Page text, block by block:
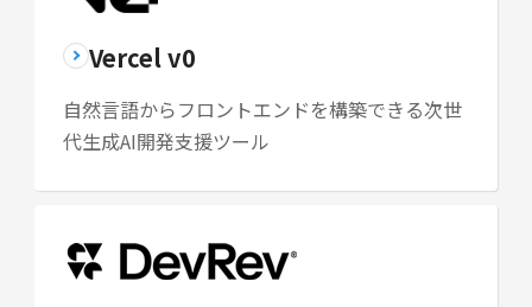
Vercel v0
自然言語からフロントエンドを構築できる次世
代生成AI開発支援ツール